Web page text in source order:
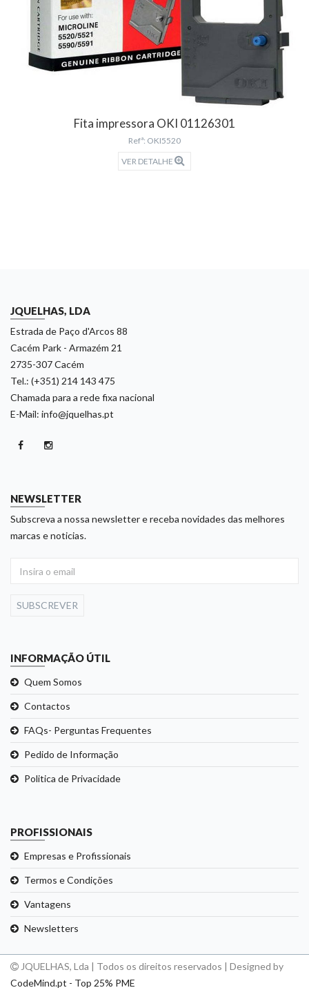
Fita impressora OKI 01126301
Refª: OKI5520
VER DETALHE
JQUELHAS, LDA
Estrada de Paço d'Arcos 88
Cacém Park - Armazém 21
2735-307 Cacém
Tel.: (+351) 214 143 475
Chamada para a rede fixa nacional
E-Mail: info@jquelhas.pt
NEWSLETTER
Subscreva a nossa newsletter e receba novidades das melhores
marcas e noticias.
SUBSCREVER
INFORMAÇÃO ÚTIL
Quem Somos
Contactos
FAQs- Perguntas Frequentes
Pedido de Informação
Politica de Privacidade
PROFISSIONAIS
Empresas e Profissionais
Termos e Condições
Vantagens
Newsletters
JQUELHAS, Lda | Todos os direitos reservados | Designed by
CodeMind.pt - Top 25% PME